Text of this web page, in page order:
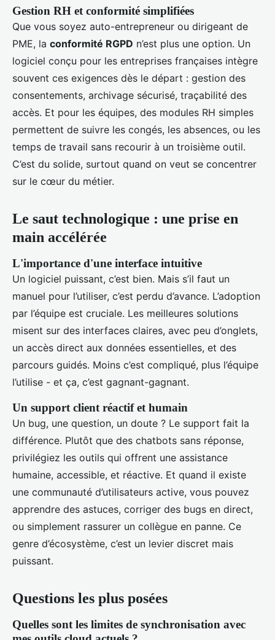
Gestion RH et conformité simplifiées
Que vous soyez auto-entrepreneur ou dirigeant de
PME, la conformité RGPD n’est plus une option. Un
logiciel conçu pour les entreprises françaises intègre
souvent ces exigences dès le départ : gestion des
consentements, archivage sécurisé, traçabilité des
accès. Et pour les équipes, des modules RH simples
permettent de suivre les congés, les absences, ou les
temps de travail sans recourir à un troisième outil.
C’est du solide, surtout quand on veut se concentrer
sur le cœur du métier.
Le saut technologique : une prise en
main accélérée
L'importance d'une interface intuitive
Un logiciel puissant, c’est bien. Mais s’il faut un
manuel pour l’utiliser, c’est perdu d’avance. L’adoption
par l’équipe est cruciale. Les meilleures solutions
misent sur des interfaces claires, avec peu d’onglets,
un accès direct aux données essentielles, et des
parcours guidés. Moins c’est compliqué, plus l’équipe
l’utilise - et ça, c’est gagnant-gagnant.
Un support client réactif et humain
Un bug, une question, un doute ? Le support fait la
différence. Plutôt que des chatbots sans réponse,
privilégiez les outils qui offrent une assistance
humaine, accessible, et réactive. Et quand il existe
une communauté d’utilisateurs active, vous pouvez
apprendre des astuces, corriger des bugs en direct,
ou simplement rassurer un collègue en panne. Ce
genre d’écosystème, c’est un levier discret mais
puissant.
Questions les plus posées
Quelles sont les limites de synchronisation avec